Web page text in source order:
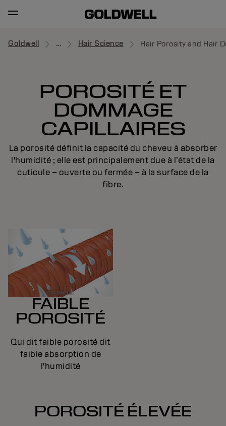
Goldwell ... Hair Science Hair Porosity and Hair
POROSITÉ ET
DOMMAGE
CAPILLAIRES
La porosité définit la capacité du cheveu à absorber
l'humidité ; elle est principalement due à l’état de la
cuticule – ouverte ou fermée – à la surface de la
fibre.
FAIBLE
POROSITÉ
Qui dit faible porosité dit
faible absorption de
l'humidité
POROSITÉ ÉLEVÉE